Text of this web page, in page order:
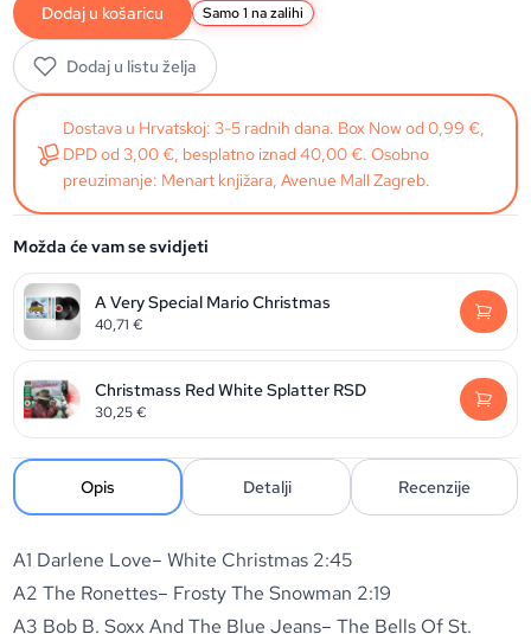
Dodaj u košaricu Samo 1 na zalihi
Dodaj u listu želja
Dostava u Hrvatskoj: 3-5 radnih dana. Box Now od 0,99 €,
DPD od 3,00 €, besplatno iznad 40,00 €. Osobno
preuzimanje: Menart knjižara, Avenue Mall Zagreb.
Možda će vam se svidjeti
A Very Special Mario Christmas
40,71€
Christmass Red White Splatter RSD
30,25€
Opis Detalji Recenzije
A1 Darlene Love– White Christmas 2:45
A2 The Ronettes– Frosty The Snowman 2:19
A3 Bob B. Soxx And The Blue Jeans– The Bells Of St.